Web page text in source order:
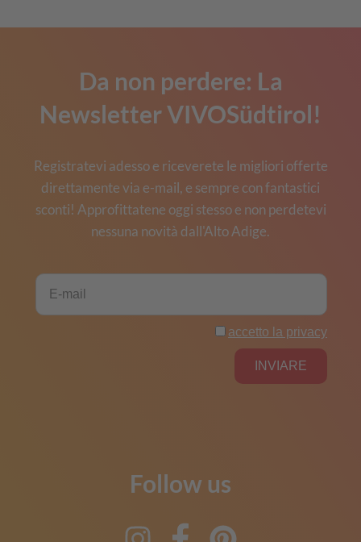
Da non perdere: La
Newsletter VIVOSüdtirol!
Registratevi adesso e riceverete le migliori offerte
direttamente via e-mail, e sempre con fantastici
sconti! Approfittatene oggi stesso e non perdetevi
nessuna novità dall'Alto Adige.
Follow us
InstagramFacebook